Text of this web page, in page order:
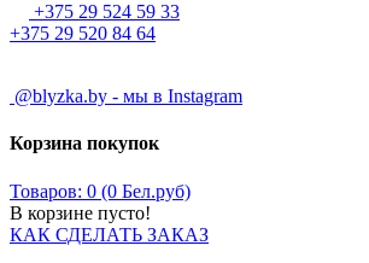
+375 29 524 59 33
+375 29 520 84 64
@blyzka.by - мы в Instagram
Корзина покупок
Товаров: 0 (0 Бел.руб)
В корзине пусто!
КАК СДЕЛАТЬ ЗАКАЗ